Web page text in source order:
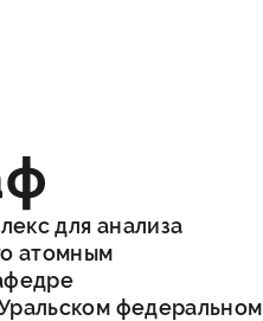
для анализа
атомным
федеральном